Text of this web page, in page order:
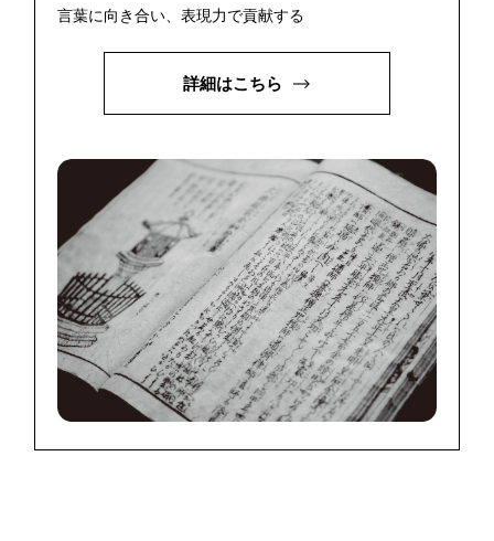
言葉に向き合い、表現力で貢献する
詳細はこちら